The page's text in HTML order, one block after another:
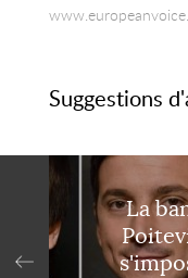
Suggestions
La